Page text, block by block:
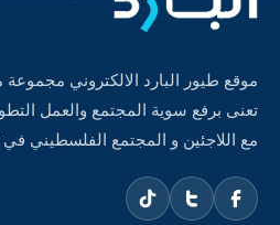
موقع طيور البارد الالكتروني
تعنى برفع سوية المجتمع والعمل
مع اللاجئين و المجتمع الفلسطيني